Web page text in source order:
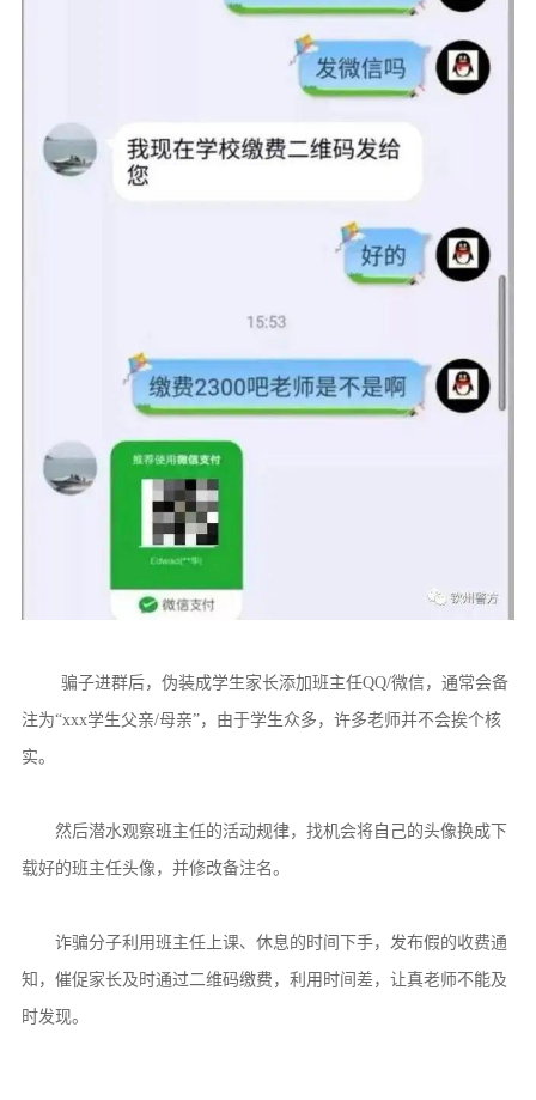
骗子进群后，伪装成学生家长添加班主任QQ/微信，通常会备
注为“xxx学生父亲/母亲”，由于学生众多，许多老师并不会挨个核
实。
然后潜水观察班主任的活动规律，找机会将自己的头像换成下
载好的班主任头像，并修改备注名。
诈骗分子利用班主任上课、休息的时间下手，发布假的收费通
知，催促家长及时通过二维码缴费，利用时间差，让真老师不能及
时发现。